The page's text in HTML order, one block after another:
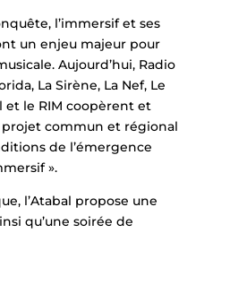
l’immersif et ses
un enjeu majeur pour
Aujourd’hui, Radio
La Sirène, La Nef, Le
et le RIM coopèrent et
projet commun et régional
de l’émergence
».
l’Atabal propose une
qu’une soirée de